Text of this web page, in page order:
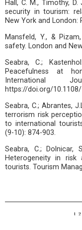
Hall, C. M., Timothy,
security in tourism:
New York and London:
Mansfeld, Y., &
safety. London and
Seabra, C.;
Peacefulness at
International
https://doi.org/
Seabra, C.; Abrantes,
terrorism risk
to international
(9-10): 874-903.
Seabra, C.; Dolnicar,
Heterogeneity in risk
tourists. Tourism